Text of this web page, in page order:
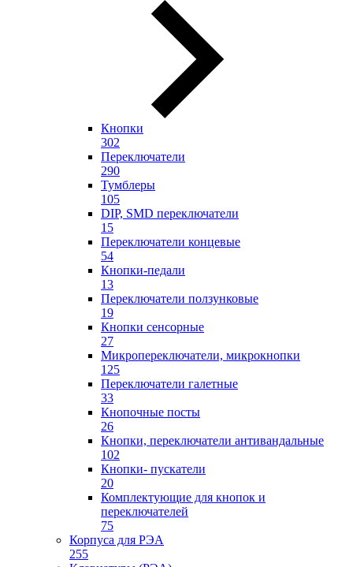
Кнопки
302
Переключатели
290
Тумблеры
105
DIP, SMD переключатели
15
Переключатели концевые
54
Кнопки-педали
13
Переключатели ползунковые
19
Кнопки сенсорные
27
Микропереключатели, микрокнопки
125
Переключатели галетные
33
Кнопочные посты
26
Кнопки, переключатели антивандальные
102
Кнопки- пускатели
20
Комплектующие для кнопок и
переключателей
75
Корпуса для РЭА
255